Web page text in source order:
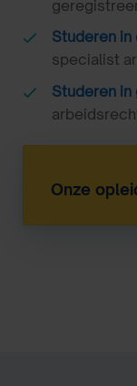
Studeren in
specialist
Studeren in
Onze